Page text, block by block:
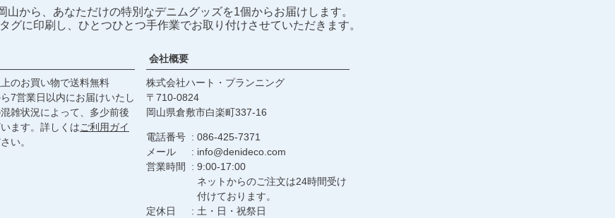
山から、あなただけの特別なデニムグッズを1個からお届けします。
グに印刷し、ひとつひとつ手作業でお取り付けさせていただきます。
のお買い物で送料無料
7営業日以内にお届けいたし
雑状況によって、多少前後
ます。詳しくはご利用ガイ
い。
会社概要
株式会社ハート・プランニング
710‐0824
岡山県倉敷市白楽町337‐16
電話番号
086-425-7371
メール
info@denideco.com
営業時間
9:00-17:00
ネットからのご注文は24時間受け
付けております。
定休日
土・日・祝祭日